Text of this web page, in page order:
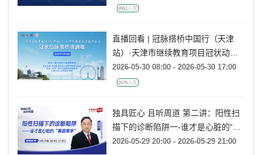
4961人次
直播回看 | 冠脉搭桥中国行（天津
站）·天津市继续教育项目冠状动脉
搭桥培训班（第二期）
2026-05-30 08:00 - 2026-05-30 17:00
2678人次
独具匠心 且听周道 第二讲：阳性扫
描下的诊断陷阱一-谁才是心脏的“幕
后黑手”
2026-05-29 20:00 - 2026-05-29 21:00